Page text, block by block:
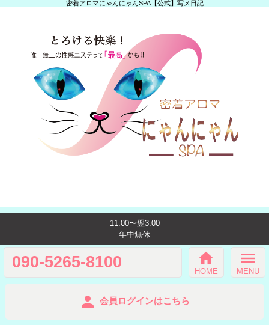
密着アロマにゃんにゃんSPA【公式】写メ日記
11:00〜翌3:00
年中無休
090-5265-8100 home
HOME
menu
MENU
person 会員ログインはこちら